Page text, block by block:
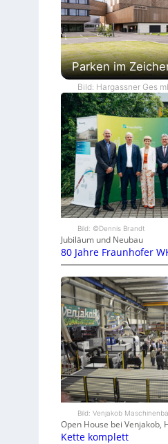
Parken im
Bild: Hargassner Ges
Bild: ©Dennis Brandt
Jubiläum und Neubau
80 Jahre Fraunhofer
Bild: Venjakob
Open House bei Venjakob,
Kette komplett